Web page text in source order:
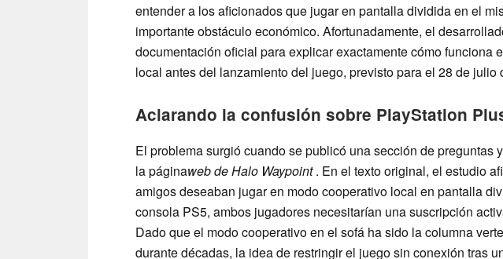
entender a los aficionados que jugar en pantalla dividida en el
importante obstáculo económico. Afortunadamente, el
documentación oficial para explicar exactamente cómo funciona
local antes del lanzamiento del juego, previsto para el 28 de julio
Aclarando la confusión sobre PlayStation
El problema surgió cuando se publicó una sección de preguntas
la páginaweb de Halo Waypoint . En el texto original, el estudio
amigos deseaban jugar en modo cooperativo local en pantalla
consola PS5, ambos jugadores necesitarían una suscripción
Dado que el modo cooperativo en el sofá ha sido la columna
durante décadas, la idea de restringir el juego sin conexión tras